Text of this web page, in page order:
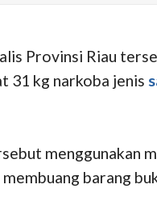
Provinsi Riau
31 kg narkoba jenis
menggunakan
barang